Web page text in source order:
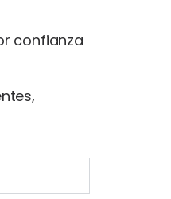
confianza